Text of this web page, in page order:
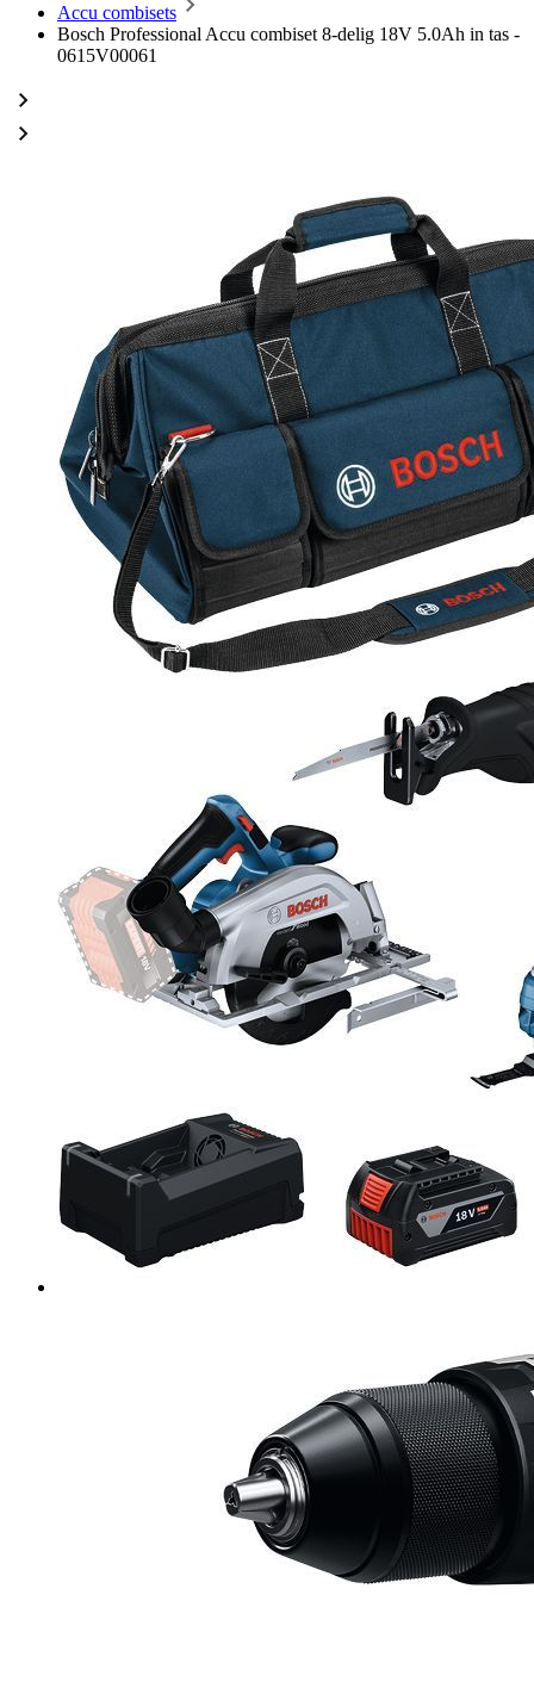
Accu combisets
Bosch Professional Accu combiset 8-delig 18V 5.0Ah in tas -
0615V00061